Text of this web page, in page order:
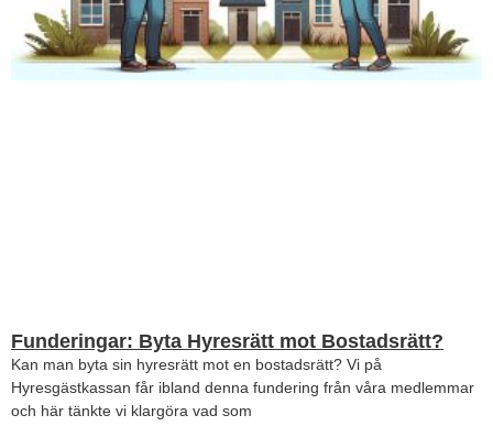
Funderingar: Byta Hyresrätt mot Bostadsrätt?
Kan man byta sin hyresrätt mot en bostadsrätt? Vi på
Hyresgästkassan får ibland denna fundering från våra medlemmar
och här tänkte vi klargöra vad som